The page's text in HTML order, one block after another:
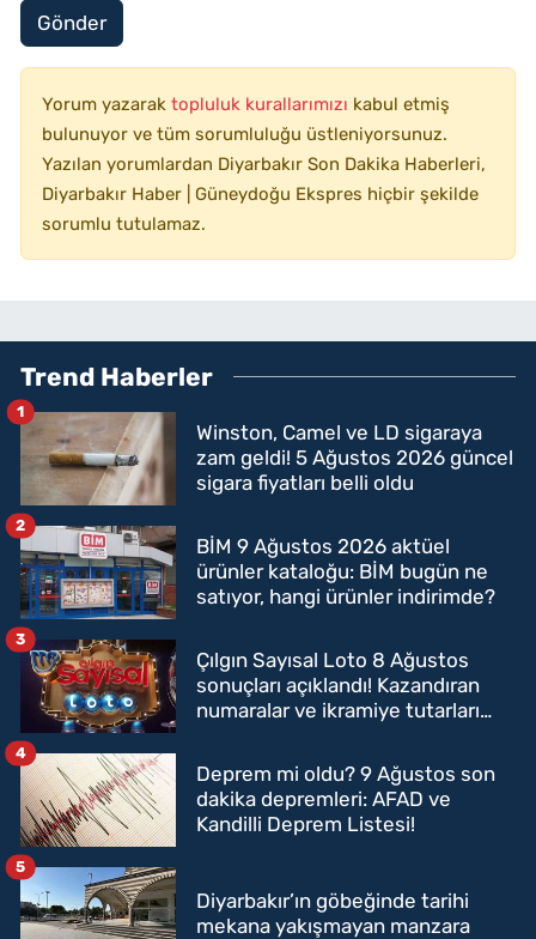
Gönder
Yorum yazarak topluluk kurallarımızı kabul etmiş
bulunuyor ve tüm sorumluluğu üstleniyorsunuz.
Yazılan yorumlardan Diyarbakır Son Dakika Haberleri,
Diyarbakır Haber | Güneydoğu Ekspres hiçbir şekilde
sorumlu tutulamaz.
Trend Haberler
Winston, Camel ve LD sigaraya
zam geldi! 5 Ağustos 2026 güncel
sigara fiyatları belli oldu
1
BİM 9 Ağustos 2026 aktüel
ürünler kataloğu: BİM bugün ne
satıyor, hangi ürünler indirimde?
2
Çılgın Sayısal Loto 8 Ağustos
sonuçları açıklandı! Kazandıran
numaralar ve ikramiye tutarları
3
Deprem mi oldu? 9 Ağustos son
dakika depremleri: AFAD ve
Kandilli Deprem Listesi!
4
Diyarbakır’ın göbeğinde tarihi
mekana yakışmayan manzara
5